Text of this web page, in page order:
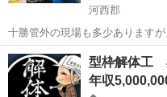
河西郡
十勝管外の現場も多少あります
の業務を行っていただきます。
基礎工事一式 〇土工作業員、型
自分のスキルを磨く事が出来...
北海道 河西郡 鳶職
型枠解体工
年収